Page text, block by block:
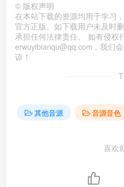
© 版权声明
在本站下载的资源均用于学习
官方正版。如下载用户未及时
承担任何法律责任。 如有侵权
erwuyibianqu@qq.com，我们
谅！
其他音源 音源音色
喜欢